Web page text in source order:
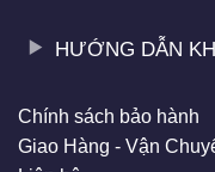
HƯỚNG DẪN
Chính sách bảo hành
Giao Hàng - Vận